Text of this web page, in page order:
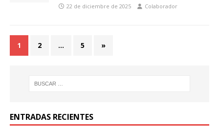
22 de diciembre de 2025 Colaborador
1 2 … 5 »
ENTRADAS RECIENTES